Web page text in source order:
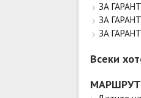
ЗА
ЗА
ЗА
Всеки